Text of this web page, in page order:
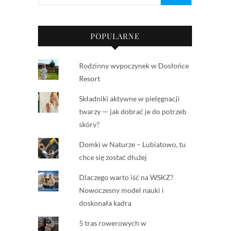
POPULARNE
Rodzinny wypoczynek w Dosłońce
Resort
Składniki aktywne w pielęgnacji
twarzy — jak dobrać je do potrzeb
skóry?
Domki w Naturze – Lubiatowo, tu
chce się zostać dłużej
Dlaczego warto iść na WSKZ?
Nowoczesny model nauki i
doskonała kadra
5 tras rowerowych w